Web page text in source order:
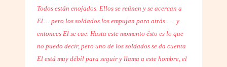
Todos están enojados. Ellos se reúnen y se acercan a
El… pero los soldados los empujan para atrás … y
entonces El se cae. Hasta este momento ésto es lo que
no puedo decir, pero uno de los soldados se da cuenta
El está muy débil para seguir y llama a este hombre, el